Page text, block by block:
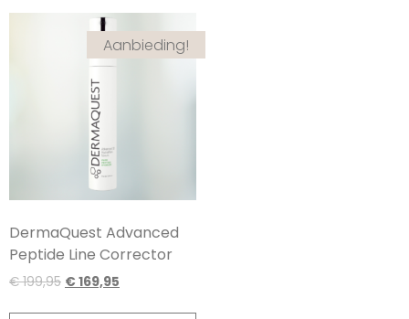
Aanbieding!
DermaQuest Advanced
Peptide Line Corrector
€199,95 € 169,95